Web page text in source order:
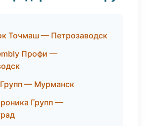
Точмаш — Петрозаводск
Профи —
— Мурманск
Групп —